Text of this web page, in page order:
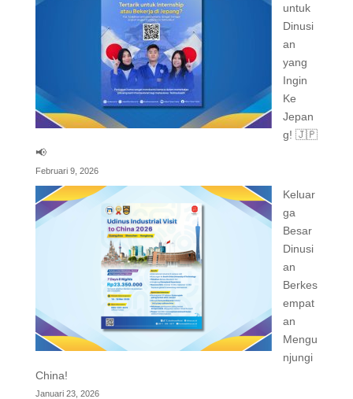
untuk
Dinusi
an
yang
Ingin
Ke
Jepan
g! 🇯🇵
📢
Februari 9, 2026
Keluar
ga
Besar
Dinusi
an
Berkes
empat
an
Mengu
njungi
China!
Januari 23, 2026